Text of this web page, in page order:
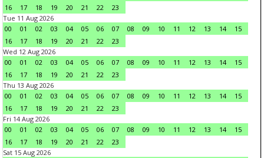
16
17 18 19 20 21 22
23
Tue 11 Aug 2026
00
01 02 03 04 05 06 07 08 09 10 11 12 13 14
15
16
17 18 19 20 21 22
23
Wed 12 Aug 2026
00
01 02 03 04 05 06 07 08 09 10 11 12 13 14
15
16
17 18 19 20 21 22
23
Thu 13 Aug 2026
00
01 02 03 04 05 06 07 08 09 10 11 12 13 14
15
16
17 18 19 20 21 22
23
Fri 14 Aug 2026
00
01 02 03 04 05 06 07 08 09 10 11 12 13 14
15
16
17 18 19 20 21 22
23
Sat 15 Aug 2026